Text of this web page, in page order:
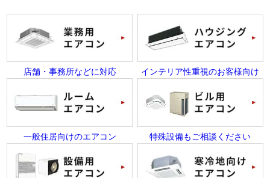
店舗・事務所などに対応 インテリア性重視のお客様向け
一般住居向けのエアコン 特殊設備もご相談ください